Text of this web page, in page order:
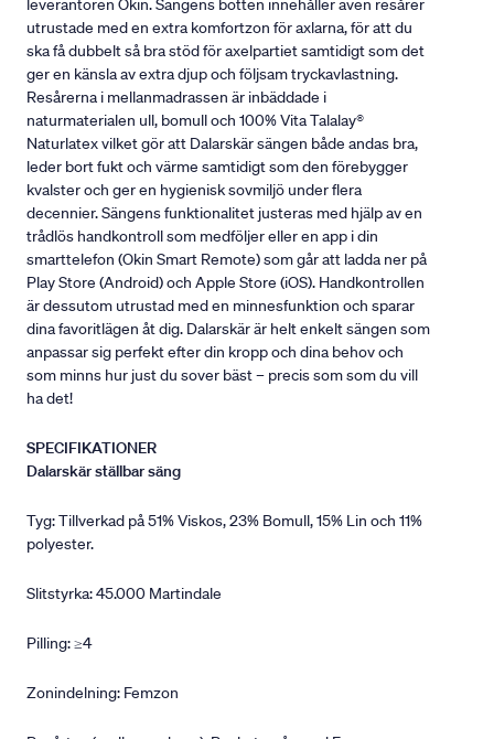
leverantören Okin. Sängens botten innehåller även resårer
utrustade med en extra komfortzon för axlarna, för att du
ska få dubbelt så bra stöd för axelpartiet samtidigt som det
ger en känsla av extra djup och följsam tryckavlastning.
Resårerna i mellanmadrassen är inbäddade i
naturmaterialen ull, bomull och 100% Vita Talalay®
Naturlatex vilket gör att Dalarskär sängen både andas bra,
leder bort fukt och värme samtidigt som den förebygger
kvalster och ger en hygienisk sovmiljö under flera
decennier. Sängens funktionalitet justeras med hjälp av en
trådlös handkontroll som medföljer eller en app i din
smarttelefon (Okin Smart Remote) som går att ladda ner på
Play Store (Android) och Apple Store (iOS). Handkontrollen
är dessutom utrustad med en minnesfunktion och sparar
dina favoritlägen åt dig. Dalarskär är helt enkelt sängen som
anpassar sig perfekt efter din kropp och dina behov och
som minns hur just du sover bäst – precis som som du vill
ha det!
SPECIFIKATIONER
Dalarskär ställbar säng
Tyg: Tillverkad på 51% Viskos, 23% Bomull, 15% Lin och 11%
polyester.
Slitstyrka: 45.000 Martindale
Pilling: ≥4
Zonindelning: Femzon